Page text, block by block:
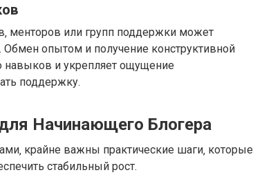
менторов или групп поддержки может
Обмен опытом и получение конструктивной
навыков и укрепляет ощущение
поддержку.
Начинающего Блогера
крайне важны практические шаги‚ которые
стабильный рост.